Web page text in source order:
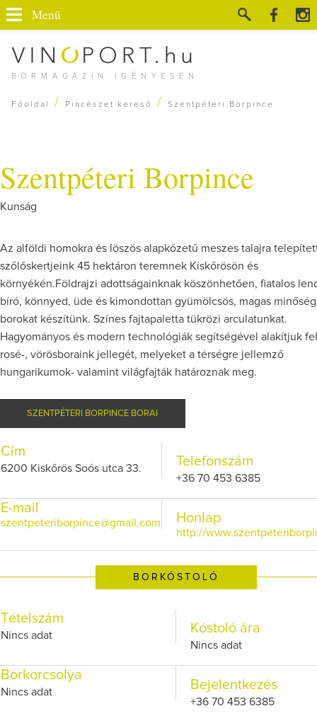
BORMAGAZIN IGÉNYESEN
Menü
Főoldal / Pincészet kereső / Szentpéteri Borpince
Szentpéteri Borpince
Kunság
Az alföldi homokra és löszös alapkőzetű meszes talajra
szőlőskertjeink 45 hektáron teremnek Kiskőrösön és
környékén.Földrajzi adottságainknak köszönhetően, fiatalos
bíró, könnyed, üde és kimondottan gyümölcsös, magas
borokat készítünk. Színes fajtapaletta tükrözi arculatunkat.
Hagyományos és modern technológiák segítségével alakítjuk
rosé-, vörösboraink jellegét, melyeket a térségre jellemző
hungarikumok- valamint világfajták határoznak meg.
SZENTPÉTERI BORPINCE BORAI
Cím
6200 Kiskőrös Soós utca 33. Telefonszám
+36 70 453 6385
E-mail
szentpeteriborpince@gmail.com Honlap
http://
BORKÓSTOLÓ
Tételszám
Nincs adat Kóstoló ára
Nincs adat
Borkorcsolya
Nincs adat Bejelentkezés
+36 70 453 6385